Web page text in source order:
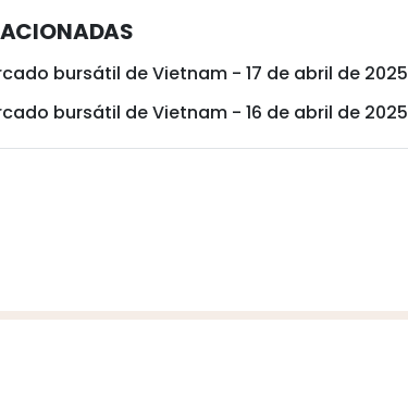
bursátil de Vietnam - 17 de abril de 2025
bursátil de Vietnam - 16 de abril de 2025